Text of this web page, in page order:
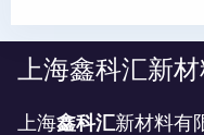
上海鑫科汇新
上海鑫科汇新材料有